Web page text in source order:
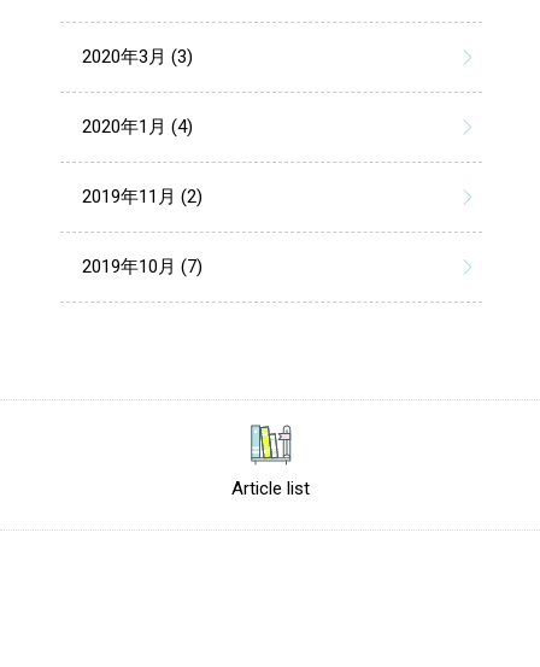
2020年3月 (3)
2020年1月 (4)
2019年11月 (2)
2019年10月 (7)
Article list